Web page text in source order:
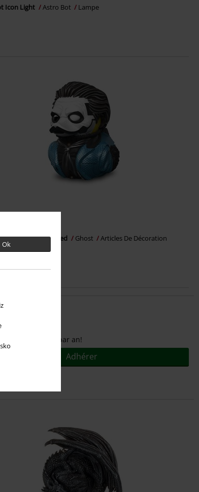
Ok
Icon Light Astro Bot Lampe
IV Tubbz Boxed Ghost Articles De Décoration
par an!
Adhérer